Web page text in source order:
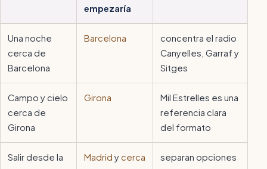
empezaría
Una noche
cerca de
Barcelona
Barcelona
concentra el radio
Canyelles, Garraf y
Sitges
Campo y cielo
cerca de
Girona
Girona
Mil Estrelles es una
referencia clara
del formato
Salir desde la
Madrid ycerca
separan opciones